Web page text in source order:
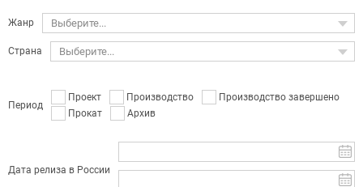
Жанр Выберите...
Страна Выберите...
Период
Проект Производство
Производство завершено
Прокат
Архив
Дата релиза в России